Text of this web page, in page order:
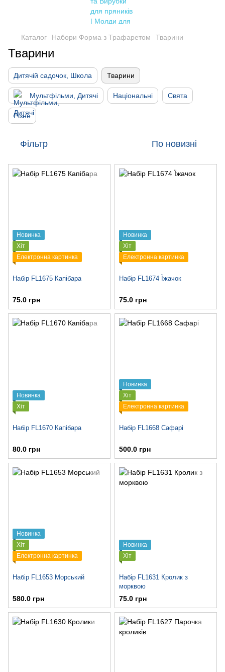
Каталог Набори Форма з Трафаретом Тварини
Тварини
Дитячій садочок, Школа Тварини
Мультфільми, Дитячі Національні Свята
Різне
Фільтр По новизні
Новинка
Хіт
Електронна картинка
Набір FL1675 Капібара
75.0 грн
Новинка
Хіт
Електронна картинка
Набір FL1674 Їжачок
75.0 грн
Новинка
Хіт
Набір FL1670 Капібара
80.0 грн
Новинка
Хіт
Електронна картинка
Набір FL1668 Сафарі
500.0 грн
Новинка
Хіт
Електронна картинка
Набір FL1653 Морський
580.0 грн
Новинка
Хіт
Набір FL1631 Кролик з
морквою
75.0 грн